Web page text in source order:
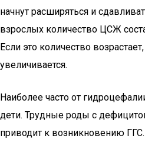
начнут расширяться и
взрослых количество ЦСЖ
Если это количество
увеличивается.
Наиболее часто от
дети. Трудные роды с
приводит к возникновению ГГС.